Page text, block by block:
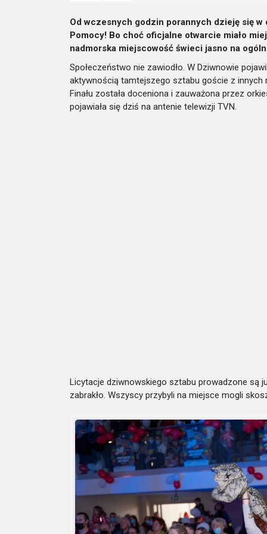
Od wczesnych godzin porannych dzieję się
Pomocy! Bo choć oficjalne otwarcie miało
nadmorska miejscowość świeci jasno na
Społeczeństwo nie zawiodło. W Dziwnowie
aktywnością tamtejszego sztabu goście z innych
Finału została doceniona i zauważona przez
pojawiała się dziś na antenie telewizji TVN.
Licytacje dziwnowskiego sztabu prowadzone są
zabrakło. Wszyscy przybyli na miejsce mogli